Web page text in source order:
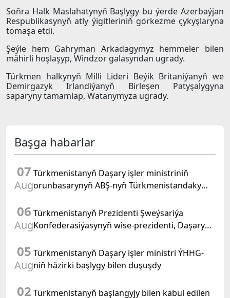
Soňra Halk Maslahatynyň Başlygy bu ýerde Azerbaýjan
Respublikasynyň atly ýigitleriniň görkezme çykyşlaryna
tomaşa etdi.
Şeýle hem Gahryman Arkadagymyz hemmeler bilen
mähirli hoşlaşyp, Windzor galasyndan ugrady.
Türkmen halkynyň Milli Lideri Beýik Britaniýanyň we
Demirgazyk Irlandiýanyň Birleşen Patyşalygyna
saparyny tamamlap, Watanymyza ugrady.
Başga habarlar
07
Aug
Türkmenistanyň Daşary işler ministriniň
orunbasarynyň ABŞ-nyň Türkmenistandaky
geçirildi
06
Aug
Türkmenistanyň Prezidenti Şweýsariýa
Konfederasiýasynyň wise-prezidenti, Daşary
etdi
05
Aug
Türkmenistanyň Daşary işler ministri ÝHHG-
niň häzirki başlygy bilen duşuşdy
02 Türkmenistanyň başlangyjy bilen kabul edilen